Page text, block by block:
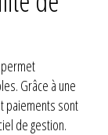
Grâce à une
paiements sont
de gestion.